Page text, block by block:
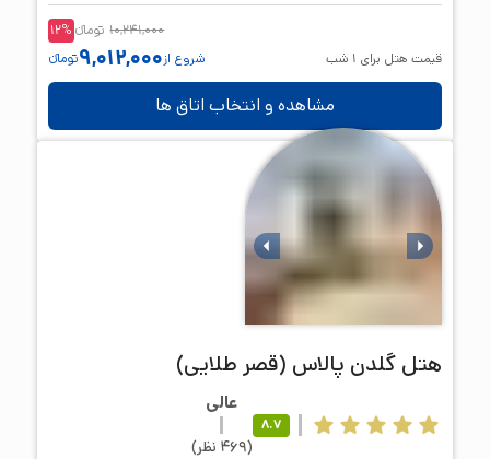
10,241,000 تومانء 12%
قیمت هتل برای 1 شب شروع از9,012,000تومانء
مشاهده و انتخاب اتاق ها
هتلگلدن پالاس (قصر طلایی)
8.7
عالی
(
469 نظر)